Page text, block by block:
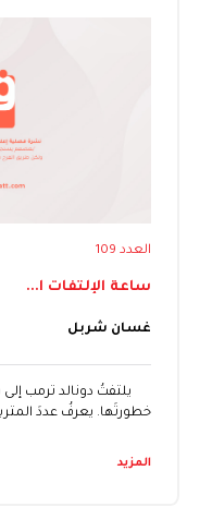
العدد 109
ساعة الإلتفات ا...
غسان شربل
يلتفتُ دونالد ترمب إلى
خطورتَها. يعرفُ عددَ
المزيد